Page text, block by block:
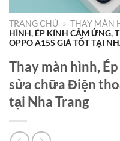
TRANG CHỦ » THAY MÀN
HÌNH, ÉP KÍNH CẢM ỨNG,
OPPO A15S GIÁ TỐT TẠI
Thay màn hình,
sửa chữa Điện
tại Nha Trang